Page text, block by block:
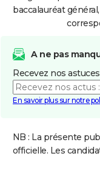
baccalauréat
A ne pas
Recevez nos
En savoir plus sur notre
NB : La présente
officielle. Les